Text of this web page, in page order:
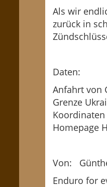
Als wir
zurück in
Daten:
Anfahrt
Grenze
Von:
Enduro for